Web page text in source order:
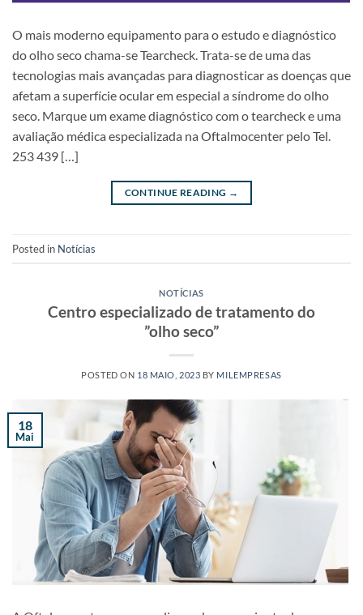
O mais moderno equipamento para o estudo e diagnóstico
do olho seco chama-se Tearcheck. Trata-se de uma das
tecnologias mais avançadas para diagnosticar as doenças que
afetam a superfície ocular em especial a síndrome do olho
seco. Marque um exame diagnóstico com o tearcheck e uma
avaliação médica especializada na Oftalmocenter pelo Tel.
253 439 […]
CONTINUE READING →
Posted in Notícias
NOTÍCIAS
Centro especializado de tratamento do
”olho seco”
POSTED ON 18 MAIO, 2023 BY MILEMPRESAS
18
Mai